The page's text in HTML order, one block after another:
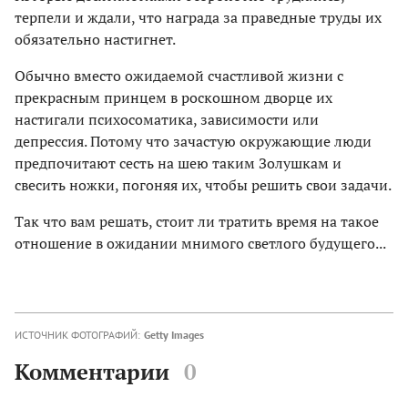
терпели и ждали, что награда за праведные труды их
обязательно настигнет.
Обычно вместо ожидаемой счастливой жизни с
прекрасным принцем в роскошном дворце их
настигали психосоматика, зависимости или
депрессия. Потому что зачастую окружающие люди
предпочитают сесть на шею таким Золушкам и
свесить ножки, погоняя их, чтобы решить свои задачи.
Так что вам решать, стоит ли тратить время на такое
отношение в ожидании мнимого светлого будущего...
ИСТОЧНИК ФОТОГРАФИЙ: Getty Images
Комментарии 0